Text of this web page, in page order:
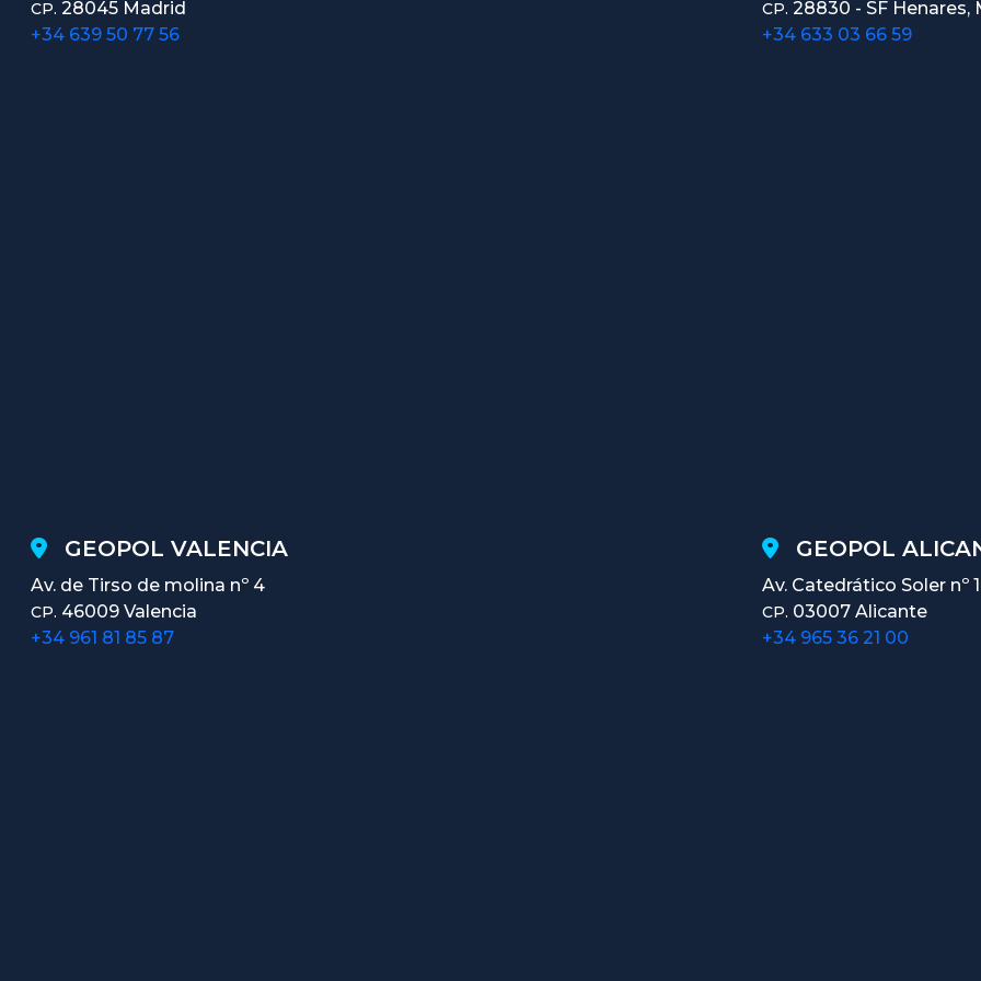
CP. 28045 Madrid
+34 639 50 77 56
CP. 28830 - SF Henares,
+34 633 03 66 59
GEOPOL VALENCIA
Av. de Tirso de molina nº 4
CP. 46009 Valencia
+34 961 81 85 87
GEOPOL
Av. Catedrático Soler nº
CP. 03007 Alicante
+34 965 36 21 00